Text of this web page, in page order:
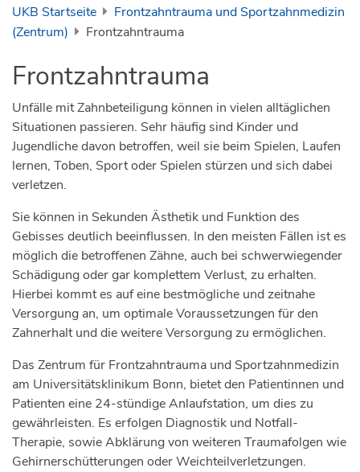
UKB Startseite
Frontzahntrauma und Sportzahnmedizin
(Zentrum)
Frontzahntrauma
Frontzahntrauma
Unfälle mit Zahnbeteiligung können in vielen alltäglichen
Situationen passieren. Sehr häufig sind Kinder und
Jugendliche davon betroffen, weil sie beim Spielen, Laufen
lernen, Toben, Sport oder Spielen stürzen und sich dabei
verletzen.
Sie können in Sekunden Ästhetik und Funktion des
Gebisses deutlich beeinflussen. In den meisten Fällen ist es
möglich die betroffenen Zähne, auch bei schwerwiegender
Schädigung oder gar komplettem Verlust, zu erhalten.
Hierbei kommt es auf eine bestmögliche und zeitnahe
Versorgung an, um optimale Voraussetzungen für den
Zahnerhalt und die weitere Versorgung zu ermöglichen.
Das Zentrum für Frontzahntrauma und Sportzahnmedizin
am Universitätsklinikum Bonn, bietet den Patientinnen und
Patienten eine 24-stündige Anlaufstation, um dies zu
gewährleisten. Es erfolgen Diagnostik und Notfall-
Therapie, sowie Abklärung von weiteren Traumafolgen wie
Gehirnerschütterungen oder Weichteilverletzungen.